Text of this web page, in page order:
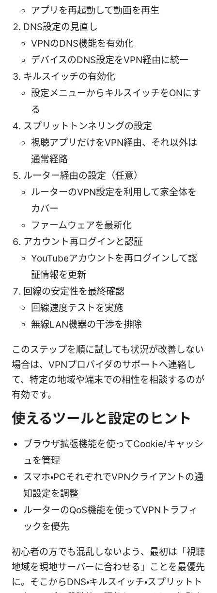
アプリを再起動して動画を再生
DNS設定の見直し
VPNのDNS機能を有効化
デバイスのDNS設定をVPN経由に統一
キルスイッチの有効化
設定メニューからキルスイッチをONにす
る
スプリットトンネリングの設定
視聴アプリだけをVPN経由、それ以外は
通常経路
ルーター経由の設定（任意）
ルーターのVPN設定を利用して家全体を
カバー
ファームウェアを最新化
アカウント再ログインと認証
YouTubeアカウントを再ログインして認
証情報を更新
回線の安定性を最終確認
回線速度テストを実施
無線LAN機器の干渉を排除
このステップを順に試しても状況が改善しない
場合は、VPNプロバイダのサポートへ連絡し
て、特定の地域や端末での相性を相談するのが
有効です。
使えるツールと設定のヒント
ブラウザ拡張機能を使ってCookie/キャッシ
ュを管理
スマホ・PCそれぞれでVPNクライアントの通
知設定を調整
ルーターのQoS機能を使ってVPNトラフィ
ックを優先
初心者の方でも混乱しないよう、最初は「視聴
地域を現地サーバーに合わせる」ことを最優先
に。そこからDNS・キルスイッチ・スプリットト